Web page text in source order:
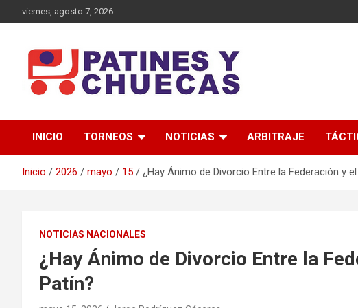
al
viernes, agosto 7, 2026
Patines y Chuecas
INICIO TORNEOS NOTICIAS ARBITRAJE
Inicio 2026 mayo 15 ¿Hay Ánimo de Divorcio Entre la Federación y
NOTICIAS NACIONALES
¿Hay Ánimo de Divorcio Entre la
Patín?